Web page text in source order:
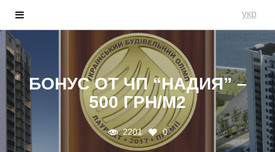
укр
БОНУС ОТ ЧП “НАДИЯ” –
500 ГРН/М2
2201 0